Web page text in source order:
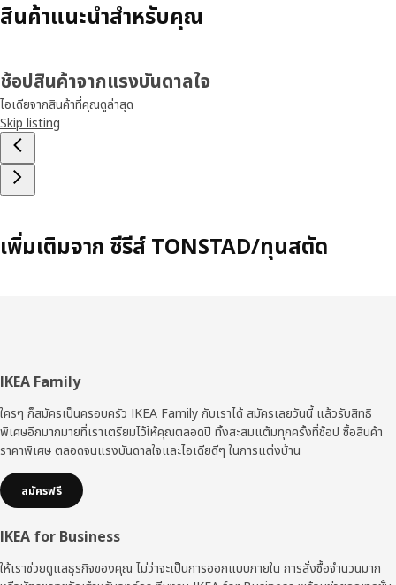
สินค้าแนะนำสำหรับคุณ
ช้อปสินค้าจากแรงบันดาลใจ
ไอเดียจากสินค้าที่คุณดูล่าสุด
Skip listing
เพิ่มเติมจาก ซีรีส์ TONSTAD/ทุนสตัด
ส่วน
ท้าย
IKEA Family
ใครๆ ก็สมัครเป็นครอบครัว IKEA Family กับเราได้ สมัครเลยวันนี้ แล้วรับสิทธิ
พิเศษอีกมากมายที่เราเตรียมไว้ให้คุณตลอดปี ทั้งสะสมแต้มทุกครั้งที่ช้อป ซื้อสินค้า
ราคาพิเศษ ตลอดจนแรงบันดาลใจและไอเดียดีๆ ในการแต่งบ้าน
สมัครฟรี
IKEA for Business
ให้เราช่วยดูแลธุรกิจของคุณ ไม่ว่าจะเป็นการออกแบบภายใน การสั่งซื้อจำนวนมาก